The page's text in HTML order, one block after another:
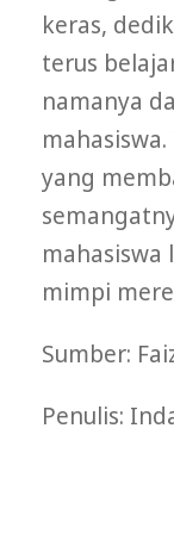
keras,
terus
namanya
yang
mimpi
Sumber:
Penulis: